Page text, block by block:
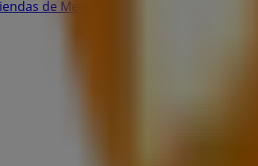
de Merrell en Tlalpan (CDMX)